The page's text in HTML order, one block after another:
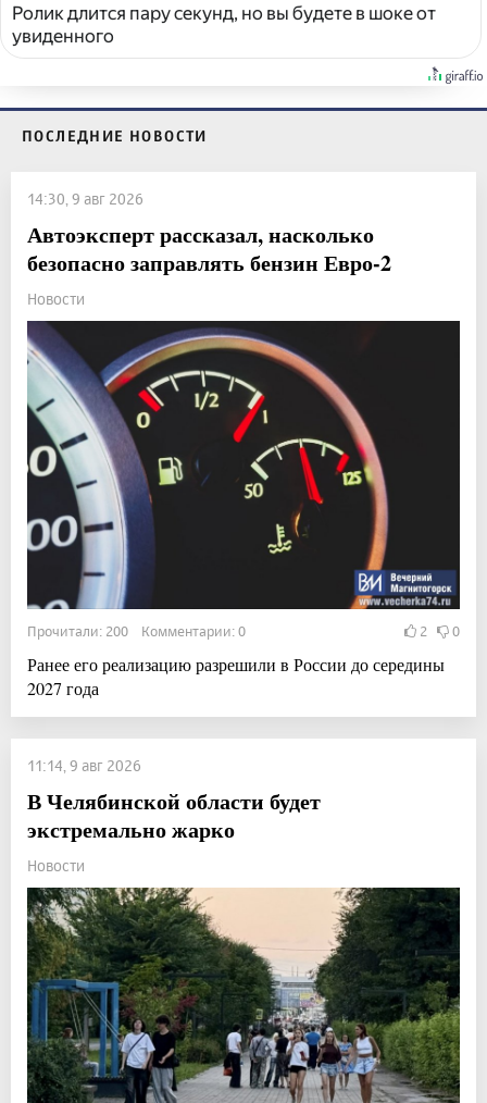
Ролик длится пару секунд, но вы будете в шоке от
увиденного
ПОСЛЕДНИЕ НОВОСТИ
14:30, 9 авг 2026
Автоэксперт рассказал, насколько
безопасно заправлять бензин Евро-2
Новости
Прочитали: 200 Комментарии: 0 2 0
Ранее его реализацию разрешили в России до середины
2027 года
11:14, 9 авг 2026
В Челябинской области будет
экстремально жарко
Новости